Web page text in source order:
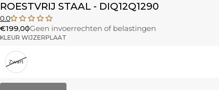
ROESTVRIJ STAAL - DIQ12Q1290
0.0
€199,00Geen invoerrechten of belastingen
KLEUR WIJZERPLAAT
Zwart